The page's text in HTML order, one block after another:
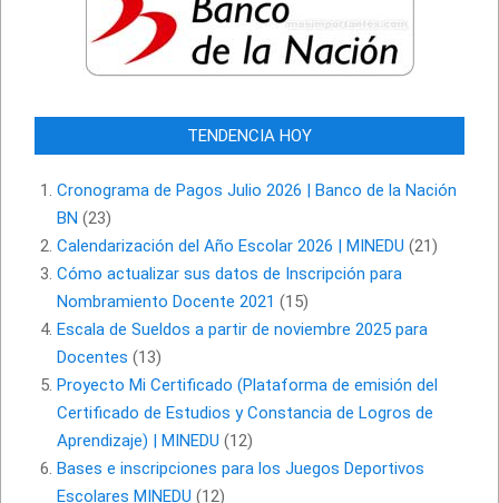
TENDENCIA HOY
Cronograma de Pagos Julio 2026 | Banco de la Nación
BN (23)
Calendarización del Año Escolar 2026 | MINEDU (21)
Cómo actualizar sus datos de Inscripción para
Nombramiento Docente 2021 (15)
Escala de Sueldos a partir de noviembre 2025 para
Docentes (13)
Proyecto Mi Certificado (Plataforma de emisión del
Certificado de Estudios y Constancia de Logros de
Aprendizaje) | MINEDU (12)
Bases e inscripciones para los Juegos Deportivos
Escolares MINEDU (12)